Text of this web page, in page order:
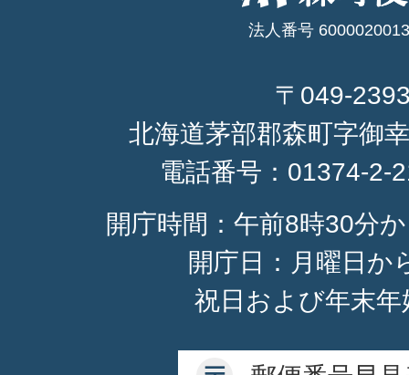
法人番号
〒049-
北海道茅部郡森町字御
電話番号： 01374-2-
開庁時間：午前8時30分
開庁日：月曜日か
祝日および年末